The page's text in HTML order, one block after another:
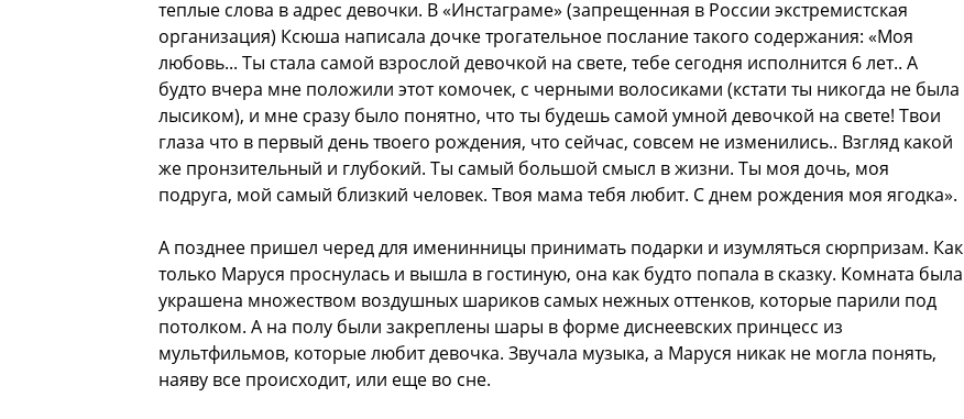
теплые слова в адрес девочки. В «Инстаграме» (запрещенная в России экстремистская
организация) Ксюша написала дочке трогательное послание такого содержания: «Моя
любовь... Ты стала самой взрослой девочкой на свете, тебе сегодня исполнится 6 лет.. А
будто вчера мне положили этот комочек, с черными волосиками (кстати ты никогда не была
лысиком), и мне сразу было понятно, что ты будешь самой умной девочкой на свете! Твои
глаза что в первый день твоего рождения, что сейчас, совсем не изменились.. Взгляд какой
же пронзительный и глубокий. Ты самый большой смысл в жизни. Ты моя дочь, моя
подруга, мой самый близкий человек. Твоя мама тебя любит. С днем рождения моя ягодка».
А позднее пришел черед для именинницы принимать подарки и изумляться сюрпризам. Как
только Маруся проснулась и вышла в гостиную, она как будто попала в сказку. Комната была
украшена множеством воздушных шариков самых нежных оттенков, которые парили под
потолком. А на полу были закреплены шары в форме диснеевских принцесс из
мультфильмов, которые любит девочка. Звучала музыка, а Маруся никак не могла понять,
наяву все происходит, или еще во сне.